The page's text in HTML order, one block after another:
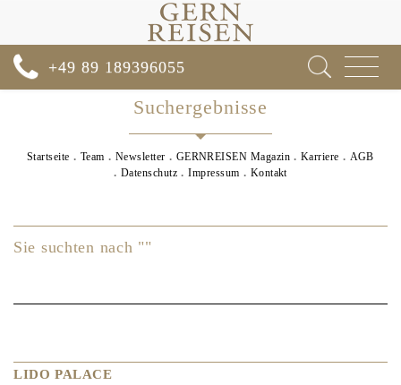
Toggle
+49 89 189396055
Suchergebnisse
Startseite Team Newsletter GERNREISEN Magazin Karriere
AGB
Datenschutz
Impressum Kontakt
Sie suchten nach ""
LIDO PALACE